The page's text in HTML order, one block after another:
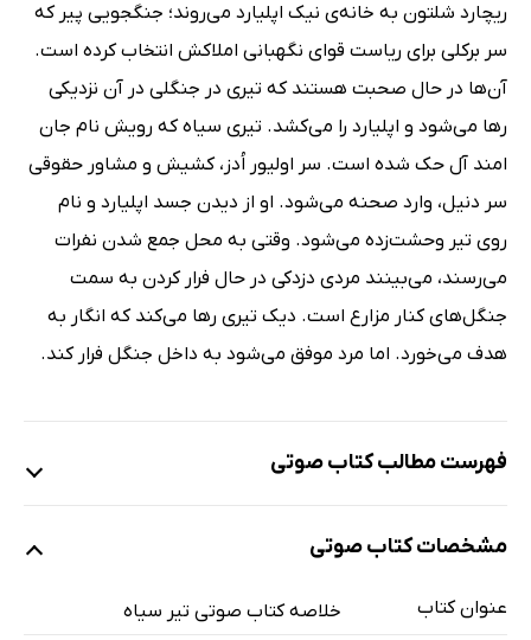
ریچارد شلتون به خانه‌ی نیک اپلیارد می‌روند؛ جنگجویی پیر که
سر برکلی برای ریاست قوای نگهبانی املاکش انتخاب کرده است.
آن‌ها در حال صحبت هستند که تیری در جنگلی در آن نزدیکی
رها می‌شود و اپلیارد را می‌کشد. تیری سیاه که رویش نام جان
امند آل حک شده است. سر اولیور اُدز، کشیش و مشاور حقوقی
سر دنیل، وارد صحنه می‌شود. او از دیدن جسد اپلیارد و نام
روی تیر وحشت‌زده می‌شود. وقتی به محل جمع شدن نفرات
می‌رسند، می‌بینند مردی دزدکی در حال فرار کردن به سمت
جنگل‌های کنار مزارع است. دیک تیری رها می‌کند که انگار به
هدف می‌خورد. اما مرد موفق می‌شود به داخل جنگل فرار کند.
فهرست مطالب کتاب صوتی
نمونه
تیر سیاه
مشخصات کتاب صوتی
عنوان کتاب
خلاصه کتاب صوتی تیر سیاه